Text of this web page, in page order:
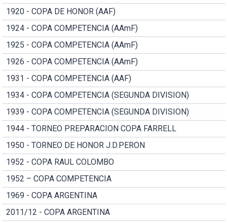
1920 - COPA DE HONOR (AAF)
1924 - COPA COMPETENCIA (AAmF)
1925 - COPA COMPETENCIA (AAmF)
1926 - COPA COMPETENCIA (AAmF)
1931 - COPA COMPETENCIA (AAF)
1934 - COPA COMPETENCIA (SEGUNDA DIVISION)
1939 - COPA COMPETENCIA (SEGUNDA DIVISION)
1944 - TORNEO PREPARACION COPA FARRELL
1950 - TORNEO DE HONOR J.D.PERON
1952 - COPA RAUL COLOMBO
1952 – COPA COMPETENCIA
1969 - COPA ARGENTINA
2011/12 - COPA ARGENTINA